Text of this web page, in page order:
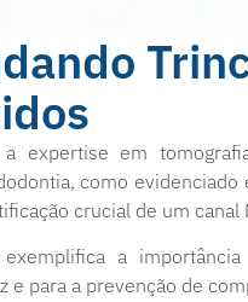
expertise em
como
crucial de um canal
exemplifica a
e para a prevenção de